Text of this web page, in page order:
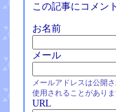
この記事にコメン
お名前
メール
メールアドレスは公開
使用されることがありま
URL